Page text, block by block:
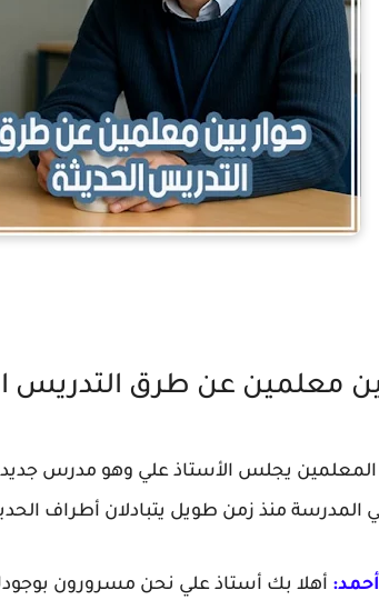
معلمين عن طرق التدريس
يجلس الأستاذ علي وهو مدرس جديد
منذ زمن طويل يتبادلان أطراف
أهلا بك أستاذ علي نحن مسرورون